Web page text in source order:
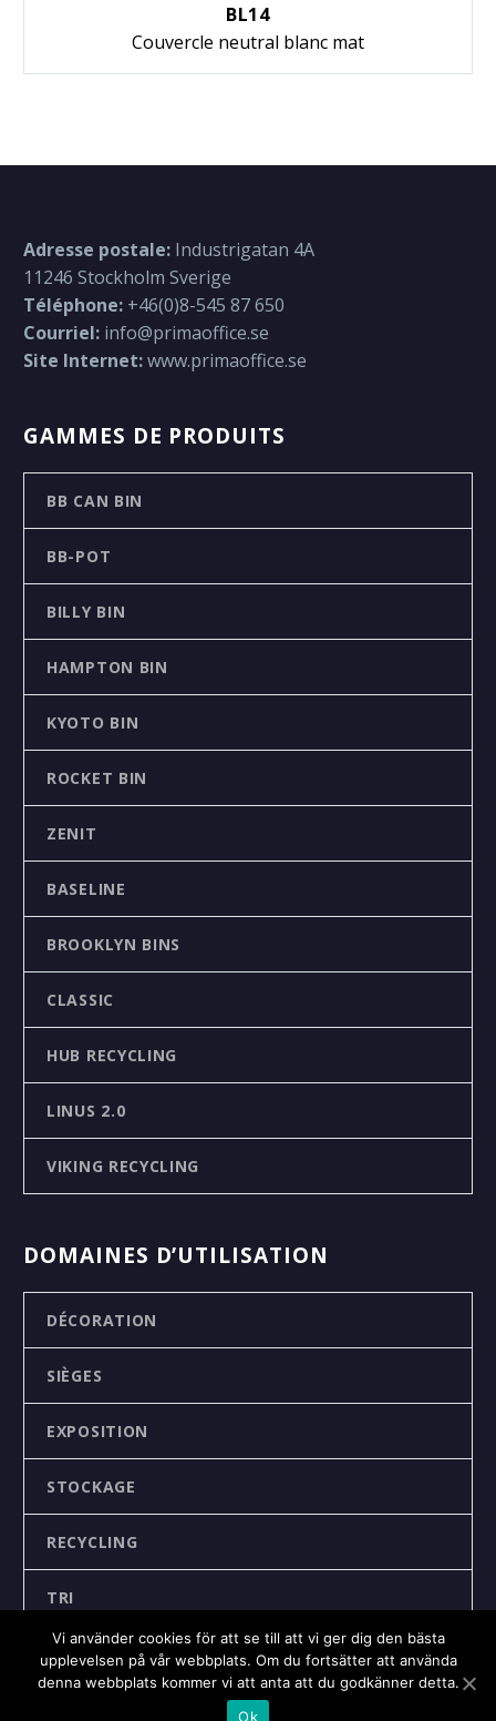
BL14
Couvercle neutral blanc mat
Adresse postale: Industrigatan 4A
11246 Stockholm Sverige
Téléphone: +46(0)8-545 87 650
Courriel: info@primaoffice.se
Site Internet:www.primaoffice.se
GAMMES DE PRODUITS
BB CAN BIN
BB-POT
BILLY BIN
HAMPTON BIN
KYOTO BIN
ROCKET BIN
ZENIT
BASELINE
BROOKLYN BINS
CLASSIC
HUB RECYCLING
LINUS 2.0
VIKING RECYCLING
DOMAINES D’UTILISATION
DÉCORATION
SIÈGES
EXPOSITION
STOCKAGE
RECYCLING
TRI
Vi använder cookies för att se till att vi ger dig den bästa
upplevelsen på vår webbplats. Om du fortsätter att använda
denna webbplats kommer vi att anta att du godkänner detta.
Ok